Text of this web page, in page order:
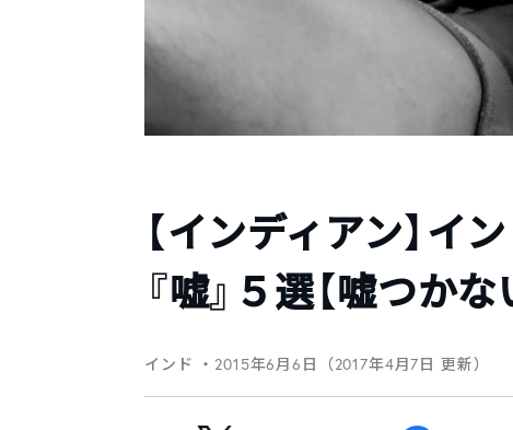
【インディアン】イ
『嘘』５選【嘘つかな
インド ・2015年6月6日（2017年4月7日 更新）